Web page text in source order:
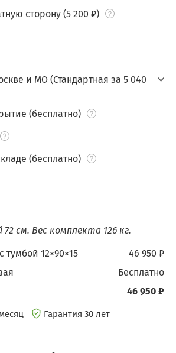
сторону (5 200 ₽)
и МО (Стандартная за 5 040
(бесплатно)
(бесплатно)
см. Вес комплекта 126 кг.
46 950 ₽
тумбой 12×90×15
бесплатно
46 950 ₽
Гарантия 30 лет